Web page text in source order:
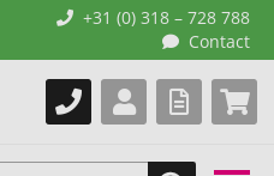
+31 (0) 318 – 728 788
Contact